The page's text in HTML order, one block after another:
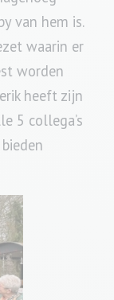
van hem is.
waarin er
worden
heeft zijn
5 collega’s